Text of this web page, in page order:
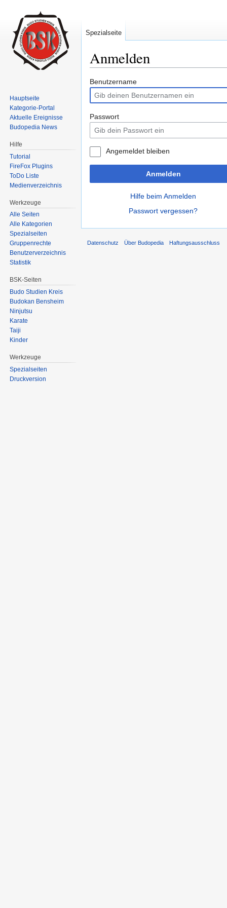
Anmelden
Benutzername
Passwort
Angemeldet bleiben
Anmelden
Hilfe beim Anmelden
Passwort vergessen?
Spezialseite
Hauptseite
Kategorie-Portal
Aktuelle Ereignisse
Budopedia News
Hilfe
Tutorial
FireFox Plugins
ToDo Liste
Medienverzeichnis
Werkzeuge
Alle Seiten
Alle Kategorien
Spezialseiten
Gruppenrechte
Benutzerverzeichnis
Statistik
BSK-Seiten
Budo Studien Kreis
Budokan Bensheim
Ninjutsu
Karate
Taiji
Kinder
Werkzeuge
Spezialseiten
Druckversion
Datenschutz Über Budopedia Haftungsausschluss